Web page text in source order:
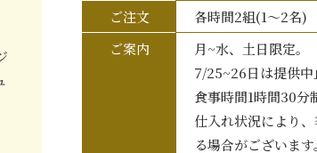
ご注文
各時間2組(1〜2名)
ご案内
月~水、土日限定。
7/25~26日は提供中
食事時間1時間30分
仕入れ状況により
る場合がございます。